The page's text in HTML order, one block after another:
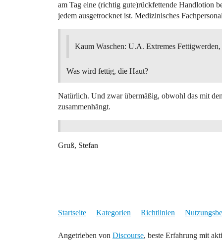
am Tag eine (richtig gute)rückfettende Handlotion
jedem ausgetrocknet ist. Medizinisches
Kaum Waschen: U.A. Extremes
Was wird fettig, die Haut?
Natürlich. Und zwar übermäßig, obwohl das mit
zusammenhängt.
Gruß, Stefan
Startseite Kategorien Richtlinien
Angetrieben von Discourse, beste Erfahrung mit